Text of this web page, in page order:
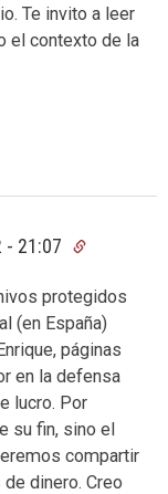
Te invito a leer
el contexto de la
- 21:07
protegidos
(en España)
páginas
en la defensa
lucro. Por
su fin, sino el
compartir
dinero. Creo